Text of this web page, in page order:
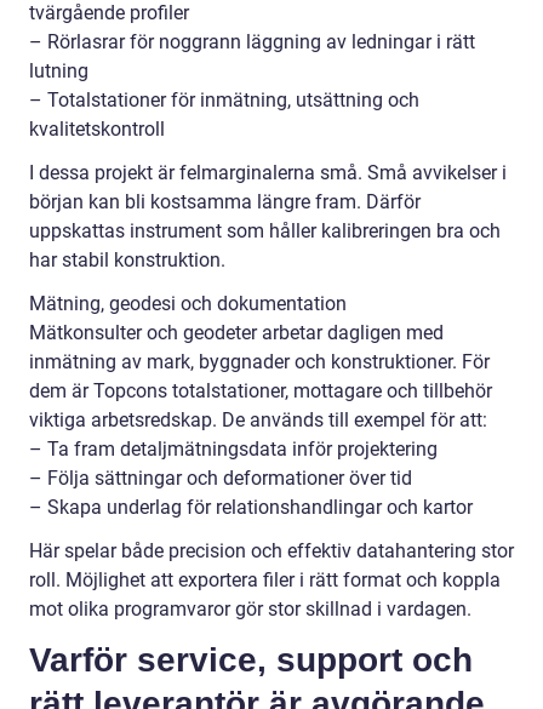
tvärgående profiler
– Rörlasrar för noggrann läggning av ledningar i rätt
lutning
– Totalstationer för inmätning, utsättning och
kvalitetskontroll
I dessa projekt är felmarginalerna små. Små avvikelser i
början kan bli kostsamma längre fram. Därför
uppskattas instrument som håller kalibreringen bra och
har stabil konstruktion.
Mätning, geodesi och dokumentation
Mätkonsulter och geodeter arbetar dagligen med
inmätning av mark, byggnader och konstruktioner. För
dem är Topcons totalstationer, mottagare och tillbehör
viktiga arbetsredskap. De används till exempel för att:
– Ta fram detaljmätningsdata inför projektering
– Följa sättningar och deformationer över tid
– Skapa underlag för relationshandlingar och kartor
Här spelar både precision och effektiv datahantering stor
roll. Möjlighet att exportera filer i rätt format och koppla
mot olika programvaror gör stor skillnad i vardagen.
Varför service, support och